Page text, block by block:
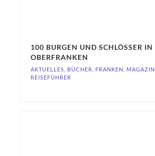
100 BURGEN UND SCHLÖSSER IN
OBERFRANKEN
AKTUELLES BÜCHER FRANKEN MAGAZIN
REISEFÜHRER